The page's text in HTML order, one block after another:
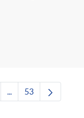
TAB per
...Pàgines intermèdies
Pàgina
53